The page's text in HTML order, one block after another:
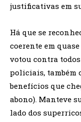
justificativas em
Há que se
coerente em
votou contra
policiais, também
benefícios que
abono). Manteve
lado dos